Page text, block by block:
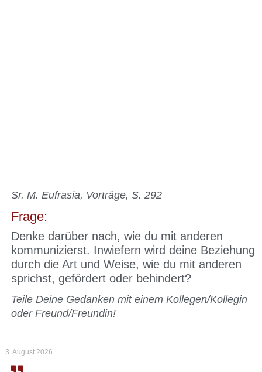
Sr. M. Eufrasia, Vorträge, S. 292
Frage:
Denke darüber nach, wie du mit anderen
kommunizierst. Inwiefern wird deine Beziehung
durch die Art und Weise, wie du mit anderen
sprichst, gefördert oder behindert?
Teile Deine Gedanken mit einem Kollegen/Kollegin
oder Freund/Freundin!
3. August 2026